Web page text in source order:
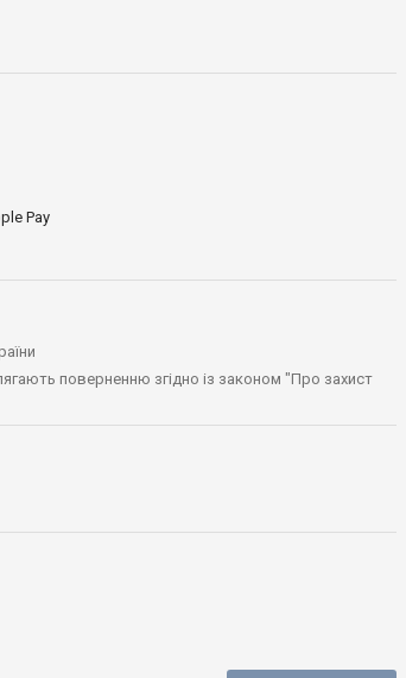
Pay
поверненню згідно із законом "Про захист